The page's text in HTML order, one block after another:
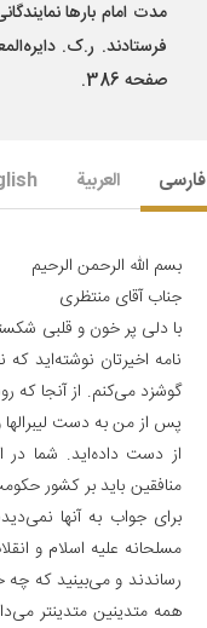
مدت امام بارها
فرستادند. ر.ک.
صفحه 386.
فارسی العربیة
بسم الله الرحمن الرحیم‌
جناب آقای منتظری‌
با دلی پر خون و قلبی
نامه اخیرتان نوشته‌اید
گوشزد می‌کنم. از آنجا که
پس از من به دست لیبرالها
از دست داده‌اید. شما در
منافقین باید بر کشور
برای جواب به آنها
مسلحانه علیه اسلام و
رساندند و می‌بینید که چه
همه متدینین متدینتر